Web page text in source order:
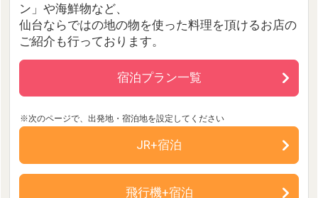
ン」や海鮮物など、
仙台ならではの地の物を使った料理を頂けるお店の
ご紹介も行っております。
宿泊プラン一覧
JR+宿泊
飛行機+宿泊